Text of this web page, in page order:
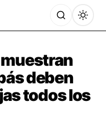
deben
todos los